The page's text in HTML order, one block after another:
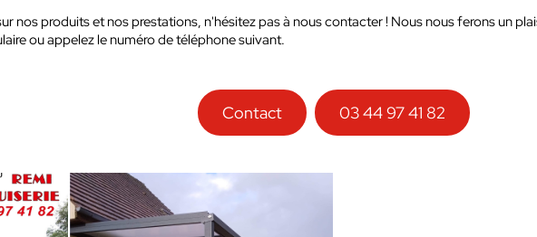
nos produits et nos prestations, n'hésitez pas à nous contacter ! Nous nous ferons un
ou appelez le numéro de téléphone suivant.
Contact 03 44 97 41 82